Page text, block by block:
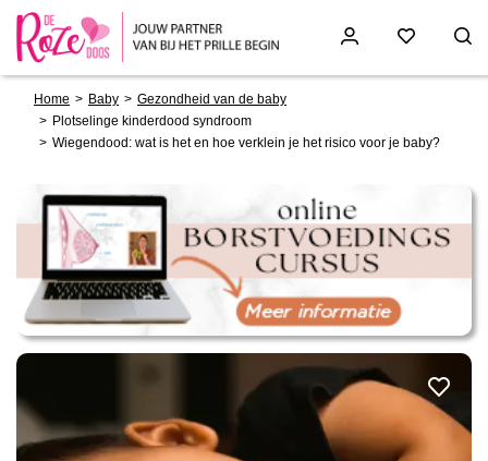
Home Baby
Gezondheid van de baby
Plotselinge kinderdood syndroom
Wiegendood: wat is het en hoe verklein je het risico voor je baby?